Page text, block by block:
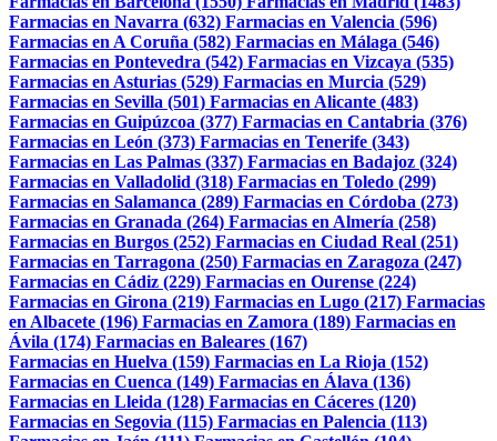
Farmacias en Navarra (632) Farmacias en Valencia (596)
Farmacias en A Coruña (582) Farmacias en Málaga (546)
Farmacias en Pontevedra (542) Farmacias en Vizcaya (535)
Farmacias en Asturias (529) Farmacias en Murcia (529)
Farmacias en Sevilla (501) Farmacias en Alicante (483)
Farmacias en Guipúzcoa (377) Farmacias en Cantabria (376)
Farmacias en León (373) Farmacias en Tenerife (343)
Farmacias en Las Palmas (337) Farmacias en Badajoz (324)
Farmacias en Valladolid (318) Farmacias en Toledo (299)
Farmacias en Salamanca (289) Farmacias en Córdoba (273)
Farmacias en Granada (264) Farmacias en Almería (258)
Farmacias en Burgos (252) Farmacias en Ciudad Real (251)
Farmacias en Tarragona (250) Farmacias en Zaragoza (247)
Farmacias en Cádiz (229) Farmacias en Ourense (224)
Farmacias en Girona (219) Farmacias en Lugo (217) Farmacias
en Albacete (196) Farmacias en Zamora (189) Farmacias en
Ávila (174) Farmacias en Baleares (167)
Farmacias en Huelva (159) Farmacias en La Rioja (152)
Farmacias en Cuenca (149) Farmacias en Álava (136)
Farmacias en Lleida (128) Farmacias en Cáceres (120)
Farmacias en Segovia (115) Farmacias en Palencia (113)